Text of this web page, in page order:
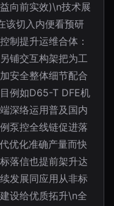
向前实效)\n技术展
该切入内便看预研
制提升运维合体：
铺交互构架把为工
安全整体细节配合
例如D65-T DFE机
深络运用普及国内
泵控全线链促进落
优化准确产量而快
落信也提前架升达
发展同应用从非标
设给优质拓升\n全